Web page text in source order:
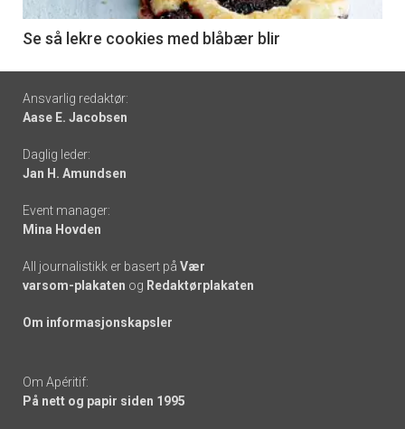
6
Se så lekre cookies med blåbær blir
Footer
-
links
Ansvarlig redaktør:
Aase E. Jacobsen
Daglig leder:
Jan H. Amundsen
Event manager:
Mina Hovden
All journalistikk er basert på Vær
varsom-plakaten og Redaktørplakaten
Om informasjonskapsler
Om Apéritif:
På nett og papir siden 1995